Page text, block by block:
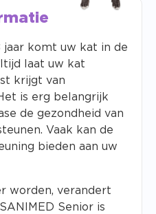
jaar komt uw kat in de
laat uw kat
krijgt van
is erg belangrijk
de gezondheid van
Vaak kan de
bieden aan uw
worden, verandert
Senior is